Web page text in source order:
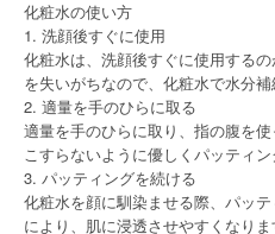
化粧水の使い方
1. 洗顔後すぐに使用
化粧水は、洗顔後すぐに使用する
を失いがちなので、化粧水で水分補
2. 適量を手のひらに取る
適量を手のひらに取り、指の腹を使
こすらないように優しくパッティン
3. パッティングを続ける
化粧水を顔に馴染ませる際、パッ
により、肌に浸透させやすくなりま